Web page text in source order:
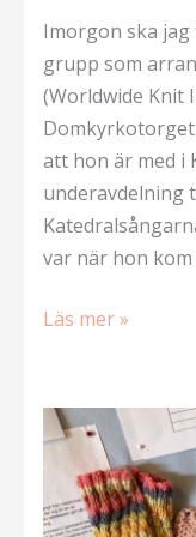
Imorgon ska jag
grupp som
(Worldwide Knit
att hon är med i
underavdelning
var när hon
Årets
den
i
Lund)
Läs mer »